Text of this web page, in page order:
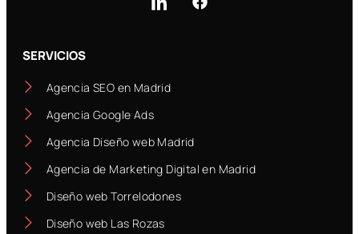
SERVICIOS
Agencia SEO en Madrid
Agencia Google Ads
Agencia Diseño web Madrid
Agencia de Marketing Digital en Madrid
Diseño web Torrelodones
Diseño web Las Rozas